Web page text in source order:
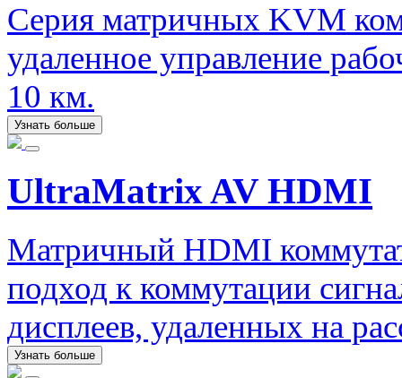
Серия матричных KVM
удаленное управление
10 км.
Узнать больше
UltraMatrix AV HDMI
Матричный HDMI
подход к коммутации
дисплеев, удаленных на
Узнать больше